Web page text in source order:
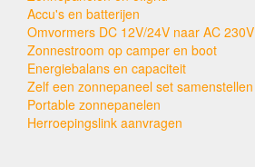
Accu's en batterijen
Omvormers DC 12V/24V naar AC 230V
Zonnestroom op camper en boot
Energiebalans en capaciteit
Zelf een zonnepaneel set samenstellen
Portable zonnepanelen
Herroepingslink aanvragen